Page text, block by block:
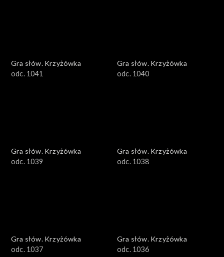
Gra słów. Krzyżówka
odc. 1041
Gra słów. Krzyżówka
odc. 1040
Gra słów. Krzyżówka
odc. 1039
Gra słów. Krzyżówka
odc. 1038
Gra słów. Krzyżówka
odc. 1037
Gra słów. Krzyżówka
odc. 1036